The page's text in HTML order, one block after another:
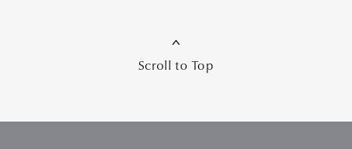
Scroll to Top